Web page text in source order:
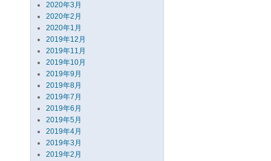
2020年3月
2020年2月
2020年1月
2019年12月
2019年11月
2019年10月
2019年9月
2019年8月
2019年7月
2019年6月
2019年5月
2019年4月
2019年3月
2019年2月